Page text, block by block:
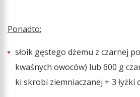
Ponadto:
słoik gęstego dżemu z czarnej
kwaśnych owoców) lub 600 g
ki skrobi ziemniaczanej + 3 łyżki